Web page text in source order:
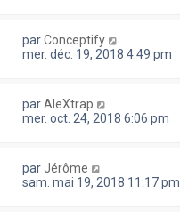
parConceptify
mer. déc. 19, 2018 4:49 pm
parAleXtrap
mer. oct. 24, 2018 6:06 pm
par Jérôme
sam. mai 19, 2018 11:17 pm